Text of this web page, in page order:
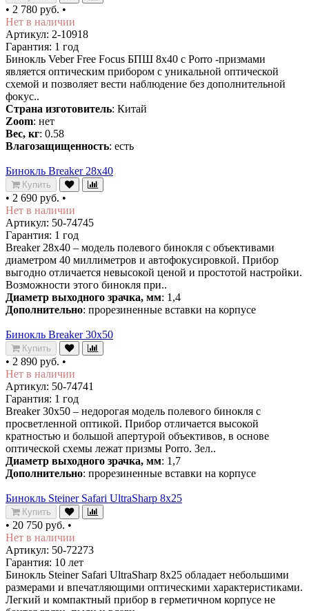
• 2 780 руб. •
Нет в наличии
Артикул: 2-10918
Гарантия: 1 год
Бинокль Veber Free Focus БПШ 8x40 с Porro -призмами
является оптическим прибором с уникальной оптической
схемой и позволяет вести наблюдение без дополнительной
фокус..
Страна изготовитель: Китай
Zoom: нет
Вес, кг: 0.58
Влагозащищенность: есть
Бинокль Breaker 28x40
Купить
• 2 690 руб. •
Нет в наличии
Артикул: 50-74745
Гарантия: 1 год
Breaker 28x40 – модель полевого бинокля с объективами
диаметром 40 миллиметров и автофокусировкой. Прибор
выгодно отличается невысокой ценой и простотой настройки.
Возможности этого бинокля при..
Диаметр выходного зрачка, мм: 1,4
Дополнительно: прорезиненные вставки на корпусе
Бинокль Breaker 30x50
Купить
• 2 890 руб. •
Нет в наличии
Артикул: 50-74741
Гарантия: 1 год
Breaker 30x50 – недорогая модель полевого бинокля с
просветленной оптикой. Прибор отличается высокой
кратностью и большой апертурой объективов, в основе
оптической схемы лежат призмы Porro. Зел..
Диаметр выходного зрачка, мм: 1,7
Дополнительно: прорезиненные вставки на корпусе
Бинокль Steiner Safari UltraSharp 8x25
Купить
• 20 750 руб. •
Нет в наличии
Артикул: 50-72273
Гарантия: 10 лет
Бинокль Steiner Safari UltraSharp 8x25 обладает небольшими
размерами и впечатляющими оптическими характеристиками.
Легкий и компактный прибор в герметичном корпусе не